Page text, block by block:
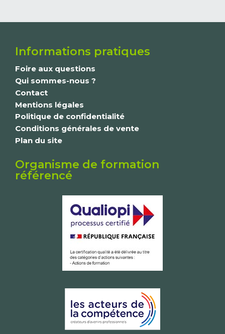
Informations pratiques
Foire aux questions
Qui sommes-nous ?
Contact
Mentions légales
Politique de confidentialité
Conditions générales de vente
Plan du site
Organisme de formation
référencé